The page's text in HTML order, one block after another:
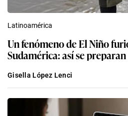
Latinoamérica
Un fenómeno de El Niño
Sudamérica: así se
Gisella López Lenci